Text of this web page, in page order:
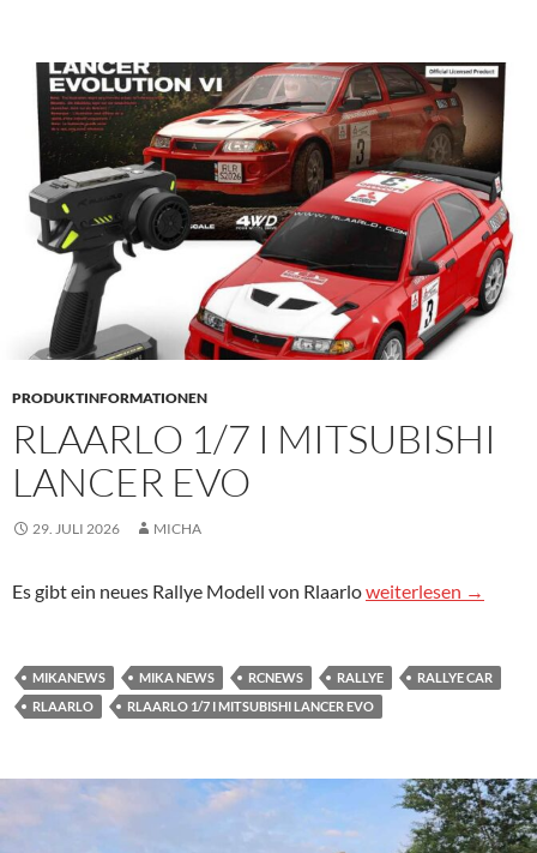
PRODUKTINFORMATIONEN
RLAARLO 1/7 I MITSUBISHI
LANCER EVO
29. JULI 2026 MICHA
Es gibt ein neues Rallye Modell von RlaarloRlaarlo 1/7 I
weiterlesen →
MIKANEWS MIKA NEWS RCNEWS RALLYE
RALLYE CAR
RLAARLO
RLAARLO 1/7 I MITSUBISHI LANCER EVO